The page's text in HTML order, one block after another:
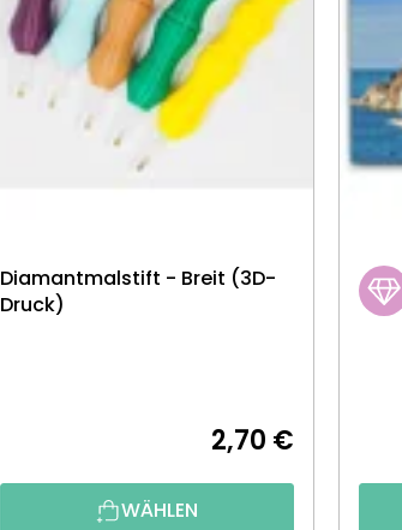
Diamantmalstift - Breit (3D-
Druck)
2,70 €
WÄHLEN